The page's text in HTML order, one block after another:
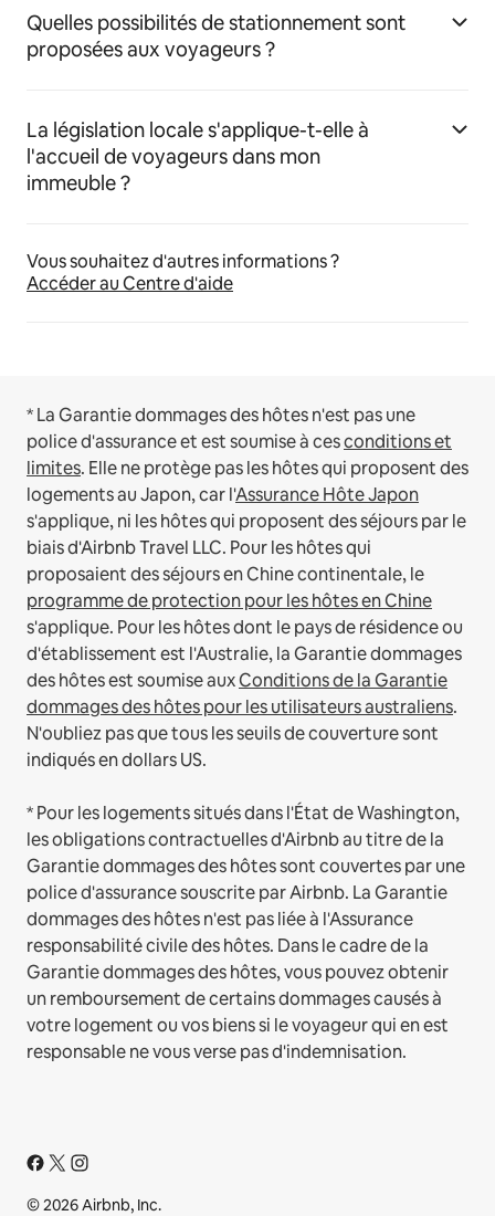
Quelles possibilités de stationnement sont
proposées aux voyageurs ?
La législation locale s'applique-t-elle à
l'accueil de voyageurs dans mon
immeuble ?
Vous souhaitez d'autres informations ?
Accéder au Centre d'aide
* La Garantie dommages des hôtes n'est pas une
police d'assurance et est soumise à cesconditions et
limites. Elle ne protège pas les hôtes qui proposent des
logements au Japon, car l'Assurance Hôte Japon
s'applique, ni les hôtes qui proposent des séjours par le
biais d'Airbnb Travel LLC. Pour les hôtes qui
proposaient des séjours en Chine continentale, le
programme de protection pour les hôtes en Chine
s'applique. Pour les hôtes dont le pays de résidence ou
d'établissement est l'Australie, la Garantie dommages
des hôtes est soumise auxConditions de la Garantie
dommages des hôtes pour les utilisateurs australiens.
N'oubliez pas que tous les seuils de couverture sont
indiqués en dollars US.
* Pour les logements situés dans l'État de Washington,
les obligations contractuelles d'Airbnb au titre de la
Garantie dommages des hôtes sont couvertes par une
police d'assurance souscrite par Airbnb. La Garantie
dommages des hôtes n'est pas liée à l'Assurance
responsabilité civile des hôtes. Dans le cadre de la
Garantie dommages des hôtes, vous pouvez obtenir
un remboursement de certains dommages causés à
votre logement ou vos biens si le voyageur qui en est
responsable ne vous verse pas d'indemnisation.
© 2026 Airbnb, Inc.